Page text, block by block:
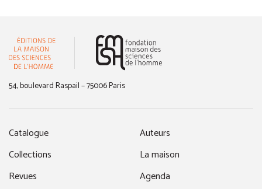
54, boulevard Raspail – 75006 Paris
Catalogue
Collections
Revues
Auteurs
La maison
Agenda